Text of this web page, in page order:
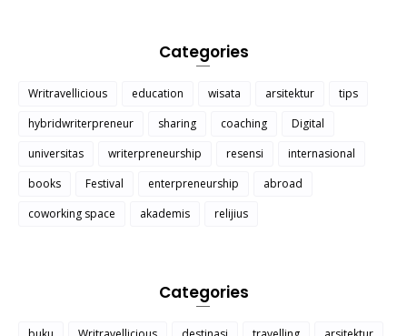
Categories
Writravellicious education wisata arsitektur
tips
hybridwriterpreneur
sharing coaching
Digital
universitas
writerpreneurship resensi
internasional
books
Festival enterpreneurship
abroad
coworking space
akademis relijius
Categories